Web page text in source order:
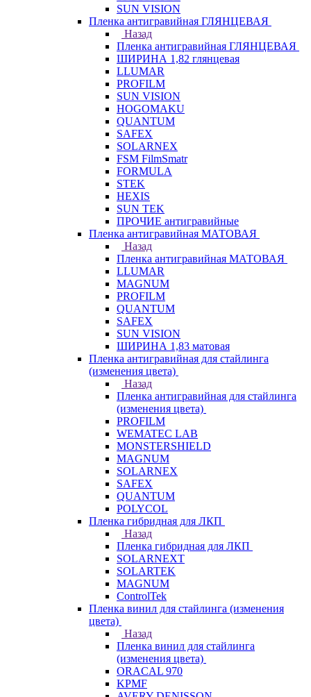
SUN VISION
Пленка антигравийная ГЛЯНЦЕВАЯ
Назад
Пленка антигравийная ГЛЯНЦЕВАЯ
ШИРИНА 1,82 глянцевая
LLUMAR
PROFILM
SUN VISION
HOGOMAKU
QUANTUM
SAFEX
SOLARNEX
FSM FilmSmatr
FORMULA
STEK
HEXIS
SUN TEK
ПРОЧИЕ антигравийные
Пленка антигравийная МАТОВАЯ
Назад
Пленка антигравийная МАТОВАЯ
LLUMAR
MAGNUM
PROFILM
QUANTUM
SAFEX
SUN VISION
ШИРИНА 1,83 матовая
Пленка антигравийная для стайлинга
(изменения цвета)
Назад
Пленка антигравийная для стайлинга
(изменения цвета)
PROFILM
WEMATEC LAB
MONSTERSHIELD
MAGNUM
SOLARNEX
SAFEX
QUANTUM
POLYCOL
Пленка гибридная для ЛКП
Назад
Пленка гибридная для ЛКП
SOLARNEXT
SOLARTEK
MAGNUM
ControlTek
Пленка винил для стайлинга (изменения
цвета)
Назад
Пленка винил для стайлинга
(изменения цвета)
ORACAL 970
KPMF